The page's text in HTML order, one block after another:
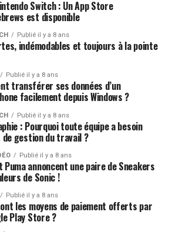
Switch : Un App Store
est disponible
Publié il y a 8 ans
indémodables et toujours à la pointe
Publié il y a 8 ans
transférer ses données d’un
facilement depuis Windows ?
Publié il y a 8 ans
: Pourquoi toute équipe a besoin
de gestion du travail ?
Publié il y a 8 ans
Puma annoncent une paire de Sneakers
de Sonic !
Publié il y a 8 ans
les moyens de paiement offerts par
Play Store ?